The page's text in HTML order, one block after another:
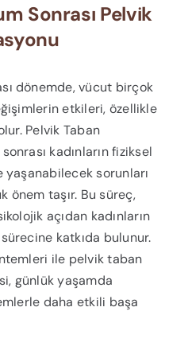
Sonrası Pelvik
dönemde, vücut birçok
etkileri, özellikle
Pelvik Taban
kadınların fiziksel
yaşanabilecek sorunları
önem taşır. Bu süreç,
açıdan kadınların
katkıda bulunur.
ile pelvik taban
günlük yaşamda
daha etkili başa